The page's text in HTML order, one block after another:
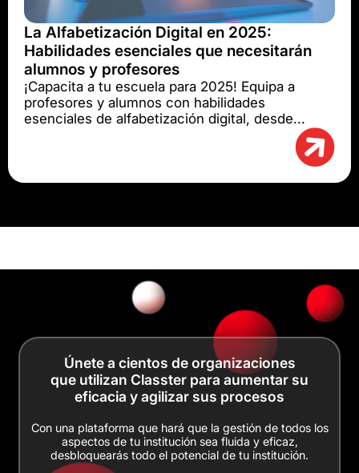
La Alfabetización Digital en 2025:
Habilidades esenciales que necesitarán
alumnos y profesores
¡Capacita a tu escuela para 2025! Equipa a
profesores y alumnos con habilidades
esenciales de alfabetización digital, desde...
Únete a cientos de organizaciones
que utilizan Classter para aumentar su
eficacia y agilizar sus procesos
Con una plataforma que hará que la gestión de todos los
aspectos de tu institución sea fluida y eficaz,
desbloquearás todo el potencial de tu institución.